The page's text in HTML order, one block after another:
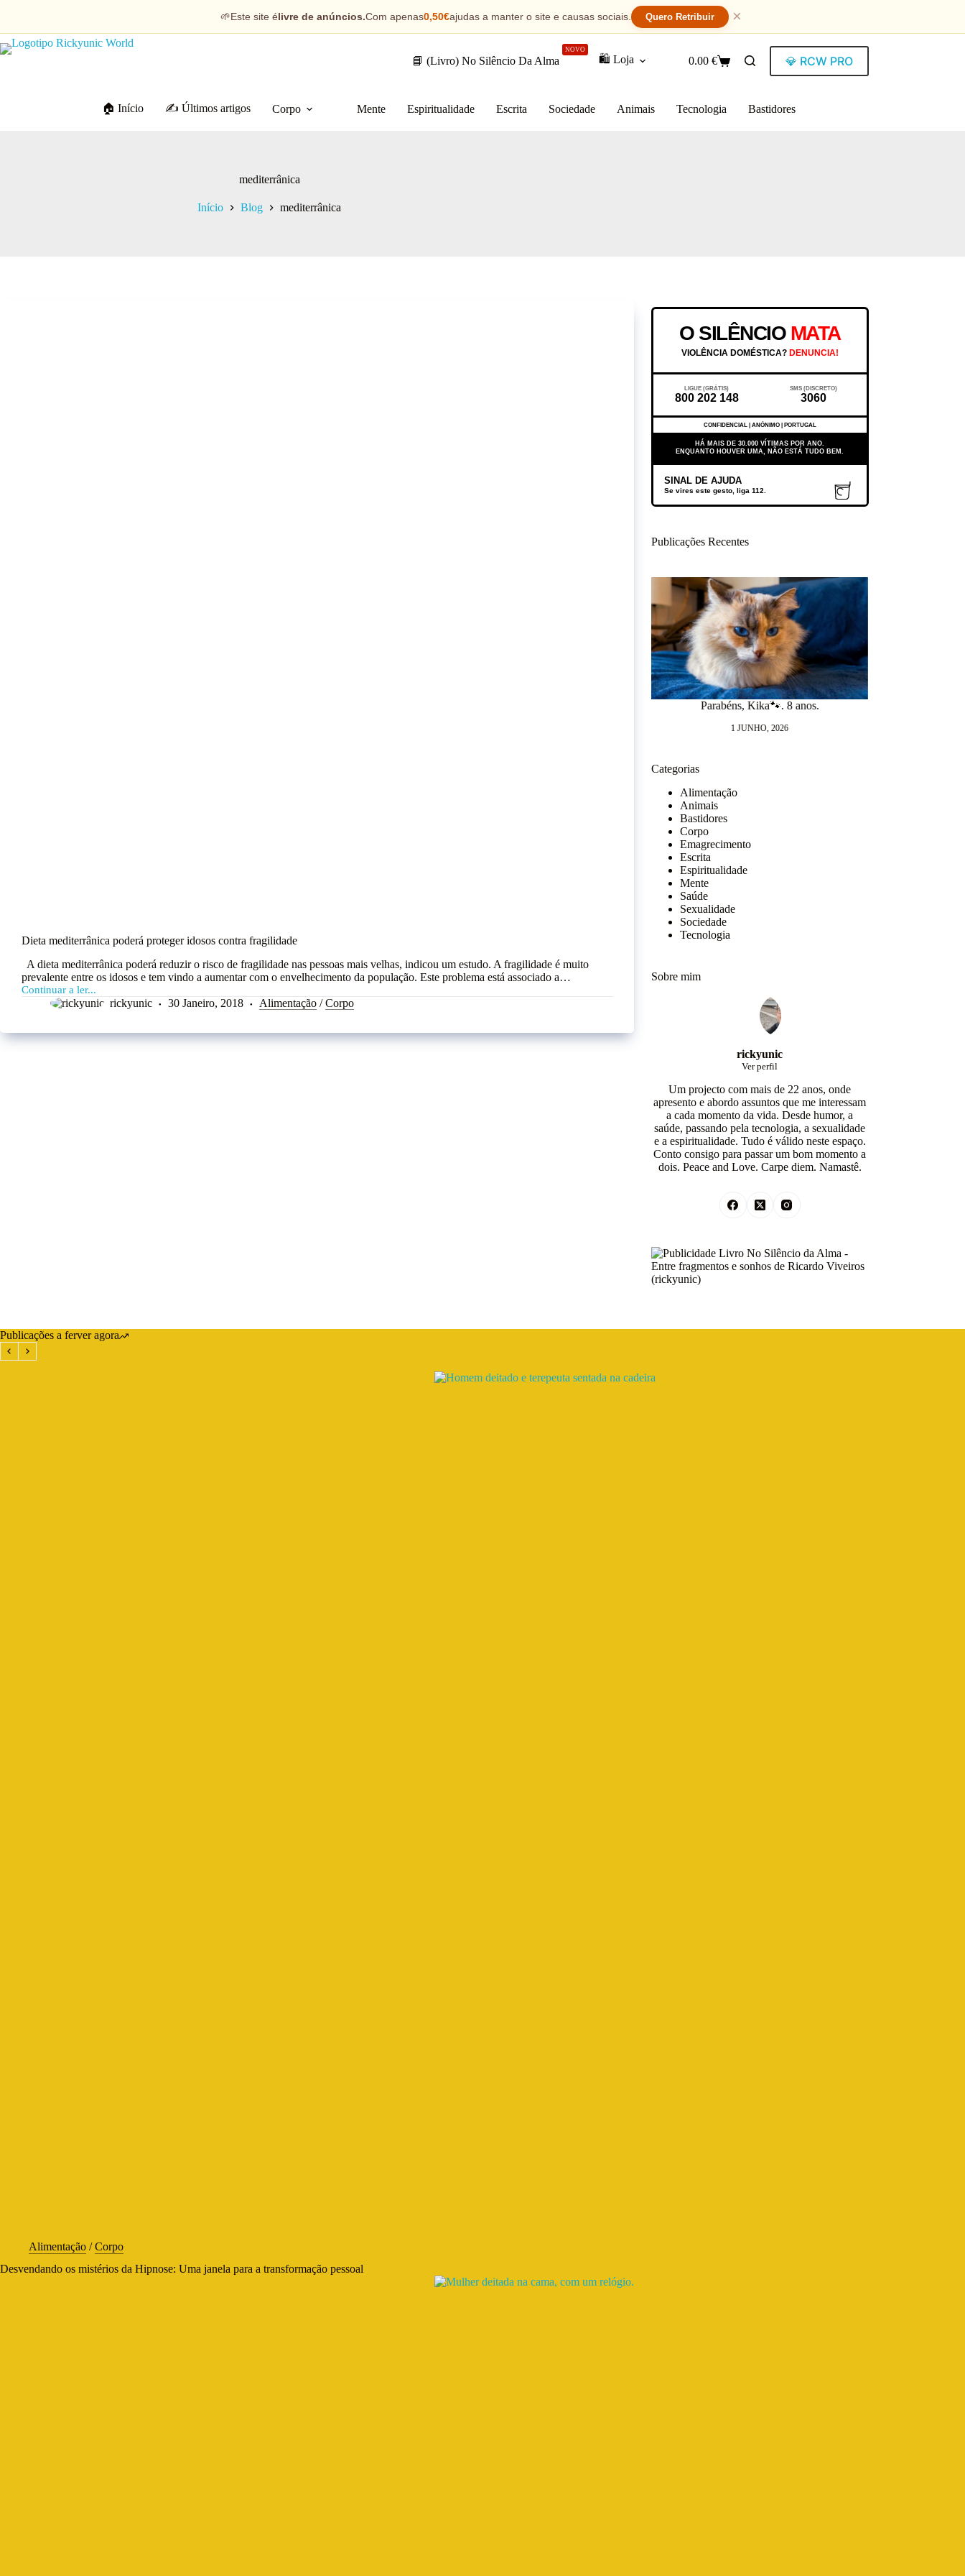
🌱Este site élivre de anúncios.Com apenas0,50€ajudas a manter o site e causas sociais. Quero Retribuir ×
📘 (Livro) No Silêncio Da Alma
NOVO
🛍️ Loja 0.00 € 💎 RCW PRO
🏠 Início ✍️ Últimos artigos Corpo Mente Espiritualidade Escrita Sociedade Animais Tecnologia Bastidores
mediterrânica
Início Blog mediterrânica
Dieta mediterrânica poderá proteger idosos contra fragilidade
A dieta mediterrânica poderá reduzir o risco de fragilidade nas pessoas mais velhas, indicou um estudo. A fragilidade é muito
prevalente entre os idosos e tem vindo a aumentar com o envelhecimento da população. Este problema está associado a…
Continuar a ler...
rickyunic 30 Janeiro, 2018 Alimentação /Corpo
O SILÊNCIO MATA
VIOLÊNCIA DOMÉSTICA? DENUNCIA!
LIGUE (GRÁTIS)
800 202 148
SMS (DISCRETO)
3060
CONFIDENCIAL | ANÓNIMO | PORTUGAL
HÁ MAIS DE 30.000 VÍTIMAS POR ANO.
ENQUANTO HOUVER UMA, NÃO ESTÁ TUDO BEM.
SINAL DE AJUDA
Se vires este gesto, liga 112.
Publicações Recentes
Nem tudo o que sentes é teu. E isso explica
muita coisa.
23 MAIO, 2026
Categorias
Alimentação
Escrita
Espiritualidade
Mente
Saúde
Sexualidade
Sociedade
Tecnologia
Sobre mim
Um projecto com mais de 22 anos, onde
apresento e abordo assuntos que me interessam
a cada momento da vida. Desde humor, a
e a espiritualidade. Tudo é válido neste espaço.
Conto consigo para passar um bom momento a
dois. Peace and Love. Carpe diem. Namastê.